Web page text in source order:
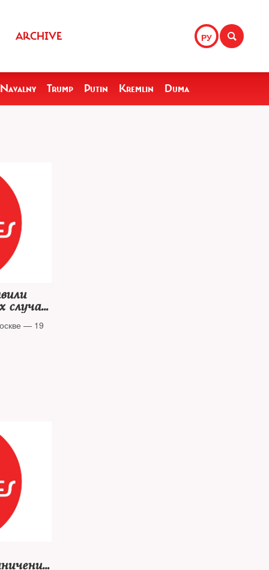
РУ
ARCHIVE
Navalny Trump Putin Kremlin Duma
— 19